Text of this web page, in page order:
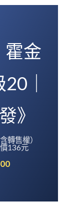
霍金
｜
》
轉售權）
136元